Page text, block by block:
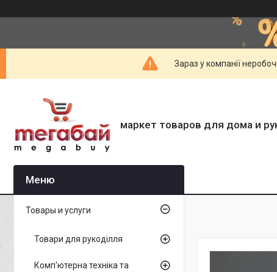
Зараз у компанії
маркет товаров для дома и
Товары и услуги
Товари для рукоділля
Комп'ютерна техніка та